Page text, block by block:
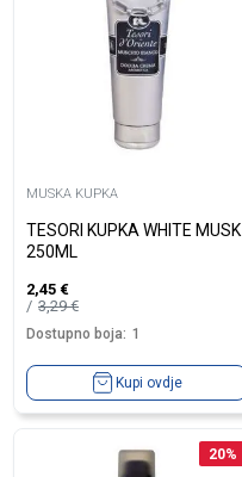
MUSKA KUPKA
TESORI KUPKA WHITE MUSK
250ML
2,45 €
3,29€
Dostupno boja: 1
Kupi ovdje
20%